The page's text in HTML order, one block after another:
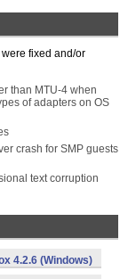
fixed and/or
than MTU-4 when
of adapters on OS
crash for SMP guests
text corruption
4.2.6 (Windows)